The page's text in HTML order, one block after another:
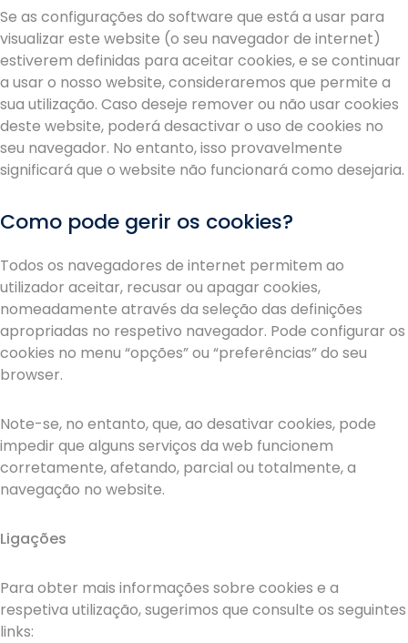
Se as configurações do software que está a usar para
visualizar este website (o seu navegador de internet)
estiverem definidas para aceitar cookies, e se continuar
a usar o nosso website, consideraremos que permite a
sua utilização. Caso deseje remover ou não usar cookies
deste website, poderá desactivar o uso de cookies no
seu navegador. No entanto, isso provavelmente
significará que o website não funcionará como desejaria.
Como pode gerir os cookies?
Todos os navegadores de internet permitem ao
utilizador aceitar, recusar ou apagar cookies,
nomeadamente através da seleção das definições
apropriadas no respetivo navegador. Pode configurar os
cookies no menu “opções” ou “preferências” do seu
browser.
Note-se, no entanto, que, ao desativar cookies, pode
impedir que alguns serviços da web funcionem
corretamente, afetando, parcial ou totalmente, a
navegação no website.
Ligações
Para obter mais informações sobre cookies e a
respetiva utilização, sugerimos que consulte os seguintes
links: